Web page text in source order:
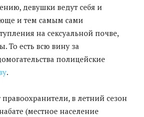
девушки ведут себя и
и тем самым сами
на сексуальной почве,
То есть всю вину за
полицейские
.
в летний сезон
(местное население